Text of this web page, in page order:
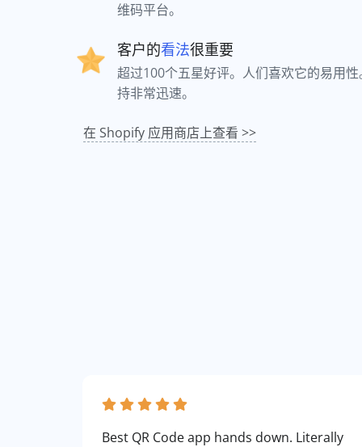
维码平台。
客户的看法很重要
超过100个五星好评。人们喜欢它的易用
持非常迅速。
在 Shopify 应用商店上查看 >>
Best QR Code app hands down. Literally